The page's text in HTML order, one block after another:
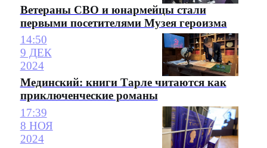
Ветераны СВО и юнармейцы стали
первыми посетителями Музея героизма
14:50
9 ДЕК
2024
Мединский: книги Тарле читаются как
приключенческие романы
17:39
8 НОЯ
2024